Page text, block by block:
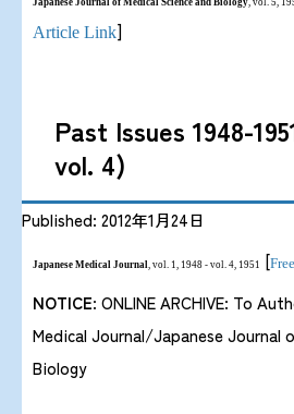
Japanese Journal of Medical Science and Biology, vol. 5,
Article Link]
Past Issues 1948-
vol. 4)
Published: 2012年1月24日
Japanese Medical Journal, vol. 1, 1948 - vol. 4, 1951 [
NOTICE: ONLINE ARCHIVE: To
Medical Journal/Japanese Journal
Biology